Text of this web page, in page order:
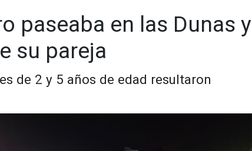
paseaba en las Dunas y
su pareja
de 2 y 5 años de edad resultaron